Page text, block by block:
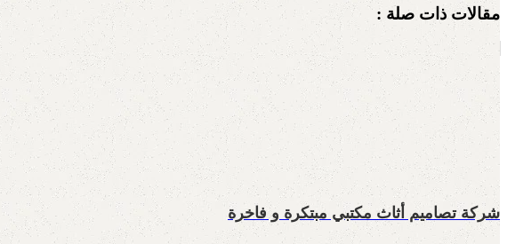
مقالات ذات صلة :
شركة تصاميم أثاث مكتبي مبتكرة و فاخرة